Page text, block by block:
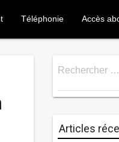
Téléphonie Accès
Rechercher …
Articles